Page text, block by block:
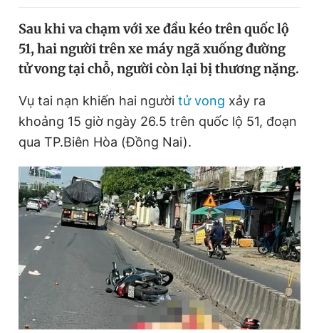
Video Magazine
Sản phẩm khác
Tiện ích Bạn cần biết
Thông tin tòa soạn Liên hệ quảng cáo
Đọc Thanh Niên trên điện thoại
Sau khi va chạm với xe đầu kéo trên quốc lộ
51, hai người trên xe máy ngã xuống đường
tử vong tại chỗ, người còn lại bị thương nặng.
Vụ tai nạn khiến hai người tử vong xảy ra
khoảng 15 giờ ngày 26.5 trên quốc lộ 51, đoạn
qua TP.Biên Hòa (Đồng Nai).